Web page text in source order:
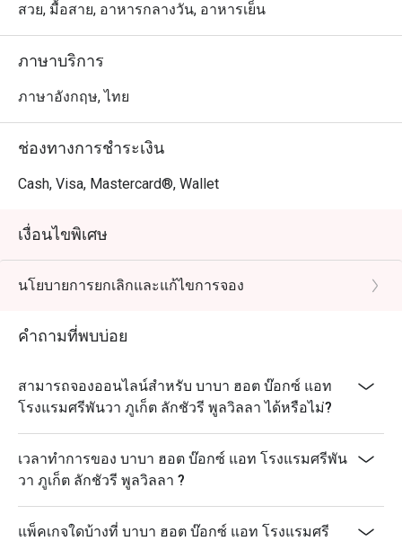
สวย, มื้อสาย, อาหารกลางวัน, อาหารเย็น
ภาษาบริการ
ภาษาอังกฤษ, ไทย
ช่องทางการชำระเงิน
Cash, Visa, Mastercard®, Wallet
เงื่อนไขพิเศษ
นโยบายการยกเลิกและแก้ไขการจอง
คำถามที่พบบ่อย
สามารถจองออนไลน์สำหรับ บาบา ฮอต บ๊อกซ์ แอท
โรงแรมศรีพันวา ภูเก็ต ลักชัวรี พูลวิลลา ได้หรือไม่?
เวลาทำการของ บาบา ฮอต บ๊อกซ์ แอท โรงแรมศรีพัน
วา ภูเก็ต ลักชัวรี พูลวิลลา ?
แพ็คเกจใดบ้างที่ บาบา ฮอต บ๊อกซ์ แอท โรงแรมศรี